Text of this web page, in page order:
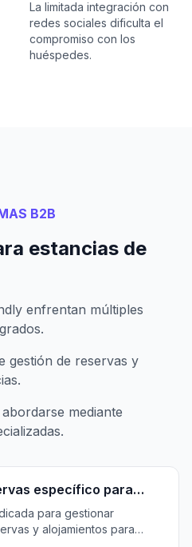
La limitada integración con
redes sociales dificulta el
compromiso con los
huéspedes.
B2B
estancias de
enfrentan múltiples
gestión de reservas y
mediante
específico para
para gestionar
y alojamientos para